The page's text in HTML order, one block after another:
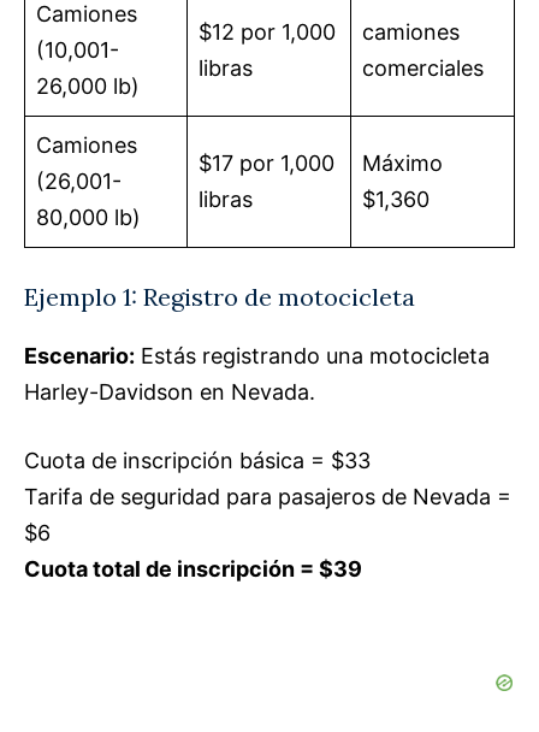
Camiones
(10,001-
26,000 lb)
$12 por 1,000
libras
camiones
comerciales
Camiones
(26,001-
80,000 lb)
$17 por 1,000
libras
Máximo
$1,360
Ejemplo 1: Registro de motocicleta
Escenario: Estás registrando una motocicleta
Harley-Davidson en Nevada.
Cuota de inscripción básica = $33
Tarifa de seguridad para pasajeros de Nevada =
$6
Cuota total de inscripción = $39